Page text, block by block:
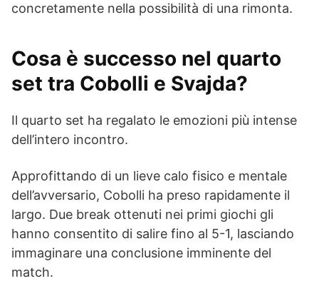
concretamente nella possibilità di una rimonta.
Cosa è successo nel quarto
set tra Cobolli e Svajda?
Il quarto set ha regalato le emozioni più intense
dell’intero incontro.
Approfittando di un lieve calo fisico e mentale
dell’avversario, Cobolli ha preso rapidamente il
largo. Due break ottenuti nei primi giochi gli
hanno consentito di salire fino al 5-1, lasciando
immaginare una conclusione imminente del
match.